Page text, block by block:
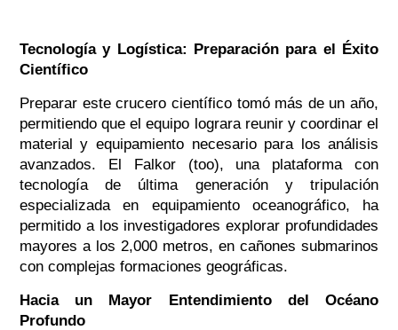
Tecnología y Logística: Preparación para el Éxito
Científico
Preparar este crucero científico tomó más de un año,
permitiendo que el equipo lograra reunir y coordinar el
material y equipamiento necesario para los análisis
avanzados. El Falkor (too), una plataforma con
tecnología de última generación y tripulación
especializada en equipamiento oceanográfico, ha
permitido a los investigadores explorar profundidades
mayores a los 2,000 metros, en cañones submarinos
con complejas formaciones geográficas.
Hacia un Mayor Entendimiento del Océano
Profundo